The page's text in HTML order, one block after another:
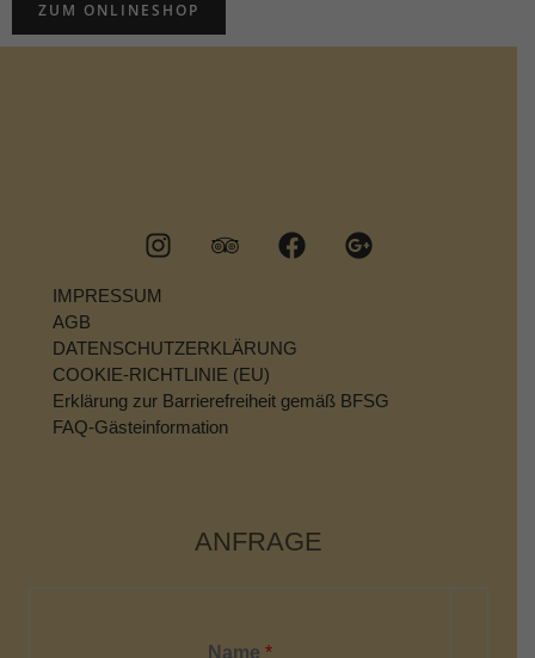
ZUM ONLINESHOP
IMPRESSUM
AGB
DATENSCHUTZERKLÄRUNG
COOKIE-RICHTLINIE (EU)
Erklärung zur Barrierefreiheit gemäß BFSG
FAQ-Gästeinformation
ANFRAGE
Name *